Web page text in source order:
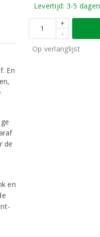
En
de
en
Levertijd: 3-5 dagen
+
-
Op verlanglijst